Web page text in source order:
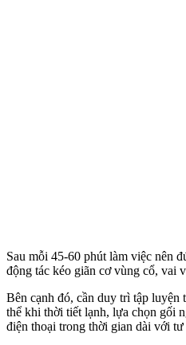
Sau mỗi 45-60 phút làm việc nên
động tác kéo giãn cơ vùng cổ, vai
Bên cạnh đó, cần duy trì tập
th‌ể khi thời tiết lạnh, lựa chọn gối
điện thoại trong thời gian dài với tư